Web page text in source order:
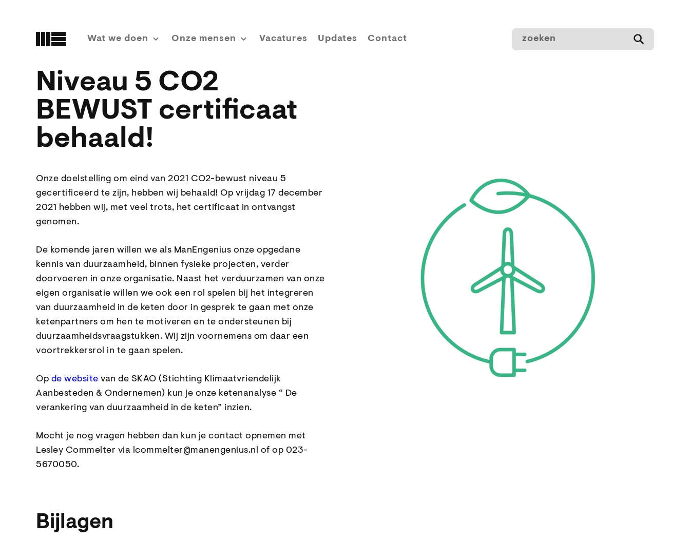
Wat we doen Onze mensen Vacatures Updates Contact
Niveau 5 CO2
BEWUST certificaat
behaald!
Onze doelstelling om eind van 2021 CO2-bewust niveau 5
gecertificeerd te zijn, hebben wij behaald! Op vrijdag 17 december
2021 hebben wij, met veel trots, het certificaat in ontvangst
genomen.
De komende jaren willen we als ManEngenius onze opgedane
kennis van duurzaamheid, binnen fysieke projecten, verder
doorvoeren in onze organisatie. Naast het verduurzamen van onze
eigen organisatie willen we ook een rol spelen bij het integreren
van duurzaamheid in de keten door in gesprek te gaan met onze
ketenpartners om hen te motiveren en te ondersteunen bij
duurzaamheidsvraagstukken. Wij zijn voornemens om daar een
voortrekkersrol in te gaan spelen.
Op de website van de SKAO (Stichting Klimaatvriendelijk
Aanbesteden & Ondernemen) kun je onze ketenanalyse “ De
verankering van duurzaamheid in de keten” inzien.
Mocht je nog vragen hebben dan kun je contact opnemen met
Lesley Commelter via lcommelter@manengenius.nl of op 023-
5670050.
Bijlagen